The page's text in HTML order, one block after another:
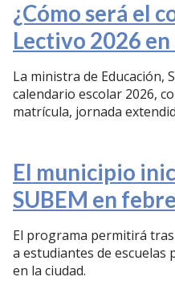
¿Cómo será el
Lectivo 2026
La ministra de Educación,
calendario escolar 2026,
matrícula, jornada
El municipio
SUBEM en
El programa permitirá
a estudiantes de escuelas
en la ciudad.